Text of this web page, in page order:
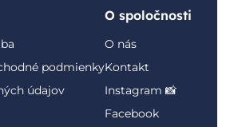
podmienky
údajov
O spoločnosti
O nás
Kontakt
Instagram 📸
Facebook